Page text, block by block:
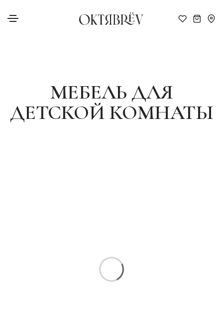
МЕБЕЛЬ ДЛЯ
ДЕТСКОЙ КОМНАТЫ